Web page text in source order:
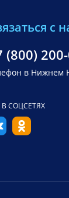
с
(800)
в Нижнем
СОЦСЕТЯХ